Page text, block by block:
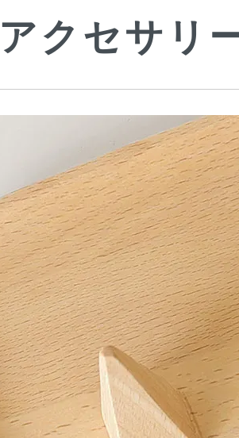
アクセサリ